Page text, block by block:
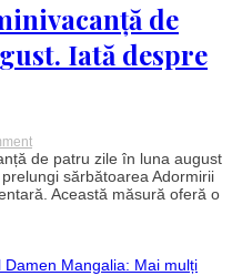
de
personal
medical
de
Iată despre
on
Românii
vor
avea
o
zile
de patru zile în luna august
sărbătoarea Adormirii
Această măsură oferă o